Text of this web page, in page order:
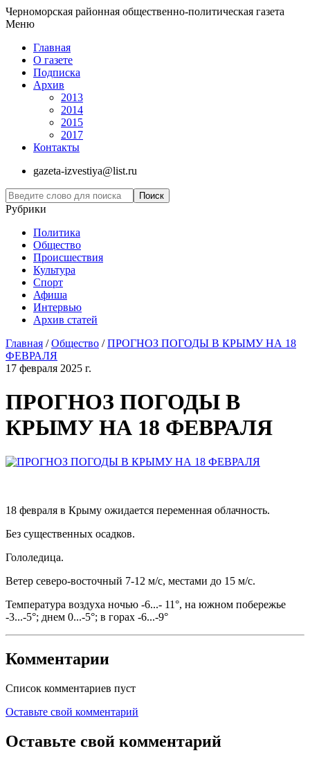
Черноморская районная общественно-политическая газета
Меню
Главная
О газете
Подписка
Архив
2013
2014
2015
2017
Контакты
gazeta-izvestiya@list.ru
Рубрики
Политика
Общество
Проиcшествия
Культура
Спорт
Афиша
Интервью
Архив статей
Главная /Общество /ПРОГНОЗ ПОГОДЫ В КРЫМУ НА 18
ФЕВРАЛЯ
17 февраля 2025 г.
ПРОГНОЗ ПОГОДЫ В
КРЫМУ НА 18 ФЕВРАЛЯ
18 февраля в Крыму ожидается переменная облачность.
Без существенных осадков.
Гололедица.
Ветер северо-восточный 7-12 м/с, местами до 15 м/с.
Температура воздуха ночью -6...- 11°, на южном побережье
-3...-5°; днем 0...-5°; в горах -6...-9°
Комментарии
Список комментариев пуст
Оставьте свой комментарий
Оставьте свой комментарий